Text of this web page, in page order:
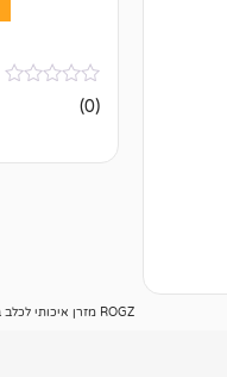
אין
ביקורות
(0)
ROGZ מזרן איכותי לכלב בצבע ורוד -L – לכלב בינוני עד גדול